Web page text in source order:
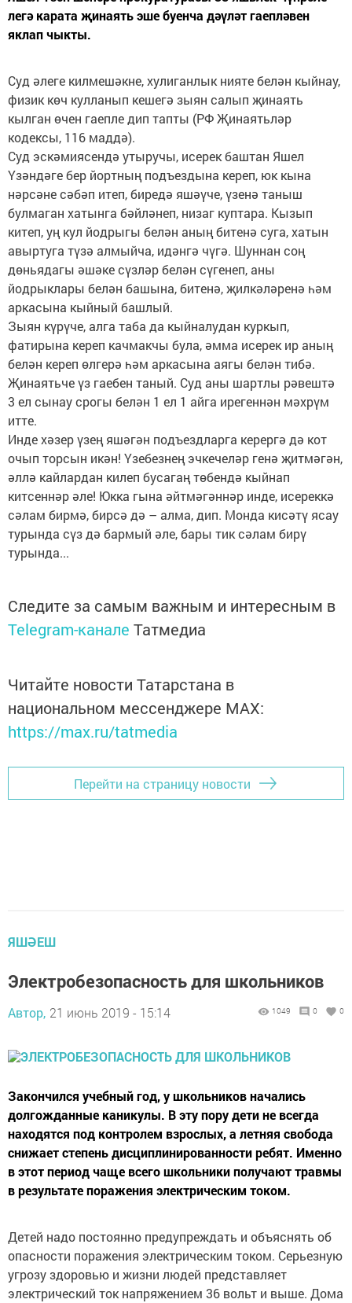
легә карата җинаять эше буенча дәүләт гаепләвен
яклап чыкты.
Суд әлеге килмешәкне, хулиганлык нияте белән кыйнау,
физик көч кулланып кешегә зыян салып җи­наять
кылган өчен гаепле дип тапты (РФ Җинаятьләр
кодексы, 116 маддә).
Суд эскәмия­сендә утыручы, исерек баштан Яшел
Үзәндәге бер йортның подъездына кереп, юк кына
нәрсәне сәбәп итеп, биредә яшәүче, үзенә таныш
булмаган хатынга бәйләнеп, низаг куптара. Кызып
китеп, уң кул йодрыгы белән аның битенә суга, хатын
авыртуга түзә алмыйча, идәнгә чүгә. Шуннан соң
дөньядагы әшәке сүзләр белән сүгенеп, аны
йодрыклары белән башына, битенә, җилкәләренә һәм
аркасына кыйный башлый.
Зыян күрүче, алга таба да кыйналудан куркып,
фатирына кереп качмакчы була, әмма исерек ир аның
белән кереп өлгерә һәм аркасына аягы белән тибә.
Җинаятьче үз гаебен таный. Суд аны шартлы рәвештә
3 ел сынау срогы белән 1 ел 1 айга ирегеннән мәхрүм
итте.
Инде хәзер үзең яшәгән подъездларга керергә дә кот
очып торсын икән! Үзебезнең эчкечеләр генә җитмәгән,
әллә кайлардан килеп бусагаң төбендә кыйнап
китсеннәр әле! Юкка гына әйтмәгәннәр инде, исереккә
сәлам бирмә, бирсә дә – алма, дип. Монда кисәтү ясау
турында сүз дә бармый әле, бары тик сәлам бирү
турында...
Следите за самым важным и интересным в
Telegram-канале Татмедиа
Читайте новости Татарстана в
национальном мессенджере MАХ:
https://max.ru/tatmedia
Перейти на страницу новости
ЯШӘЕШ
Электробезопасность для школьников
Автор, 21 июнь 2019 - 15:14 1049 0 0
Закончился учебный год, у школьников начались
долгожданные каникулы. В эту пору дети не всегда
находятся под контролем взрослых, а летняя свобода
снижает степень дисциплинированности ребят. Именно
в этот период чаще всего школьники получают травмы
в результате поражения электрическим током.
Детей надо постоянно предупреждать и объяснять об
опасности поражения электрическим током. Серьезную
угрозу здоровью и жизни людей представляет
электрический ток напряжением 36 вольт и выше. Дома